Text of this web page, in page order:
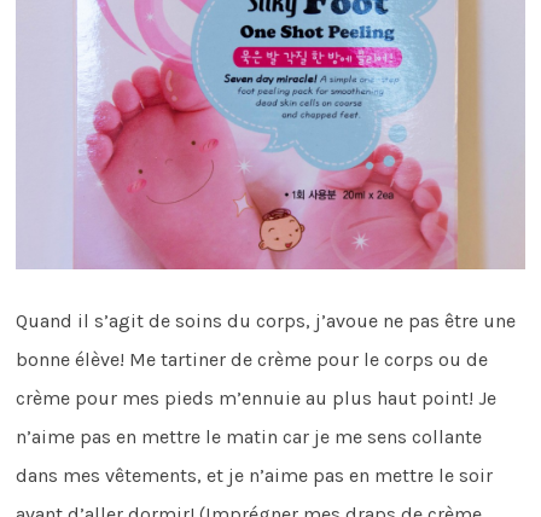
Quand il s’agit de soins du corps, j’avoue ne pas être une
bonne élève! Me tartiner de crème pour le corps ou de
crème pour mes pieds m’ennuie au plus haut point! Je
n’aime pas en mettre le matin car je me sens collante
dans mes vêtements, et je n’aime pas en mettre le soir